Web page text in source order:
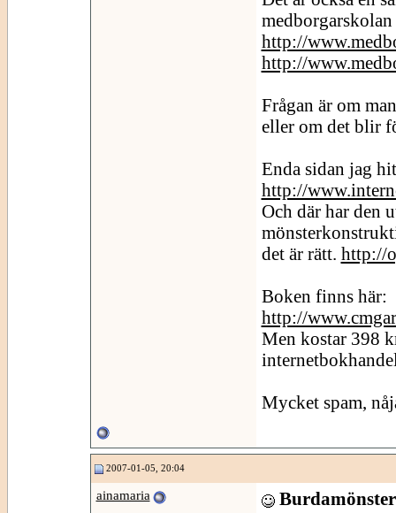
medborgarskolan
http://
http://
Frågan är om
eller om det blir
Enda sidan jag
http://
Och där har den
det är rätt. http://
Boken finns här:
http://
Men kostar 398
Mycket spam,
2007-01-05, 20:04
ainamaria